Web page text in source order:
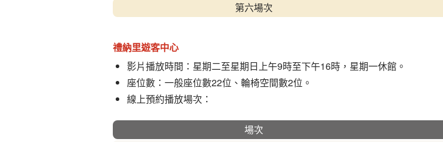
第六場次
禮納里遊客中心
影片播放時間：星期二至星期日上午9時至下午16時，星期一休館。
座位數：一般座位數22位、輪椅空間數2位。
線上預約播放場次：
場次